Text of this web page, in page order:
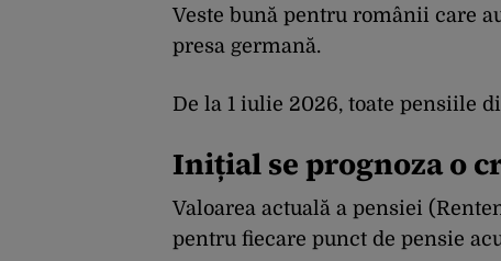
Veste bună pentru românii care
presa germană.
De la 1 iulie 2026, toate pensiile
Inițial se prognoza o
Valoarea actuală a pensiei
pentru fiecare punct de pensie